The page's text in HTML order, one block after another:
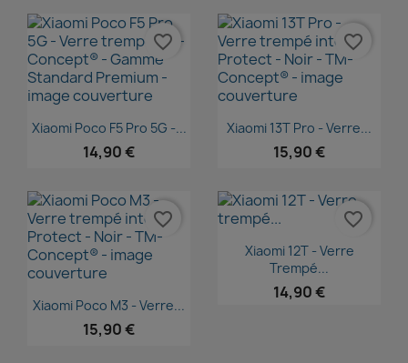
Aperçu rapide
Xiaomi Poco F5 Pro 5G -...
14,90 €
favorite_border
Aperçu rapide
Xiaomi 13T Pro - Verre...
15,90 €
favorite_border
Aperçu rapide
Xiaomi Poco M3 - Verre...
15,90 €
favorite_border
Aperçu rapide
Xiaomi 12T - Verre
Trempé...
14,90 €
favorite_border